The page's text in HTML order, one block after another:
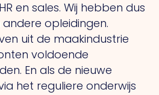
en sales. Wij hebben dus
opleidingen.
uit de maakindustrie
voldoende
En als de nieuwe
het reguliere onderwijs